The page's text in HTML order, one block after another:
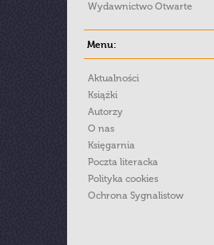
Wydawnictwo Otwarte
Menu:
Aktualności
Książki
Autorzy
O nas
Księgarnia
Poczta literacka
Polityka cookies
Ochrona Sygnalistow